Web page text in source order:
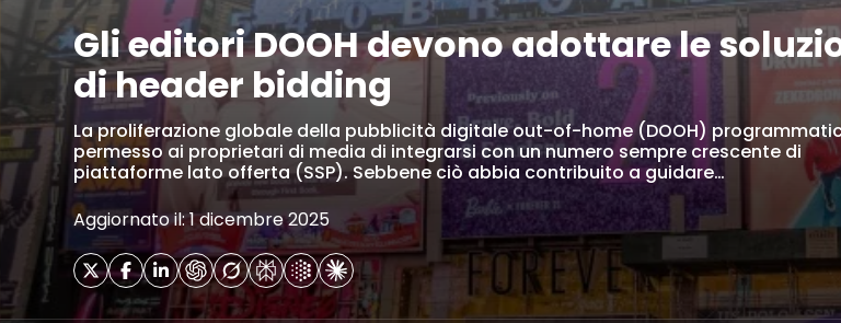
Gli editori DOOH devono adottare le
di header bidding
La proliferazione globale della pubblicità digitale out-of-home (DOOH)
permesso ai proprietari di media di integrarsi con un numero sempre crescente di
piattaforme lato offerta (SSP). Sebbene ciò abbia contribuito a guidare…
Aggiornato il: 1 dicembre 2025